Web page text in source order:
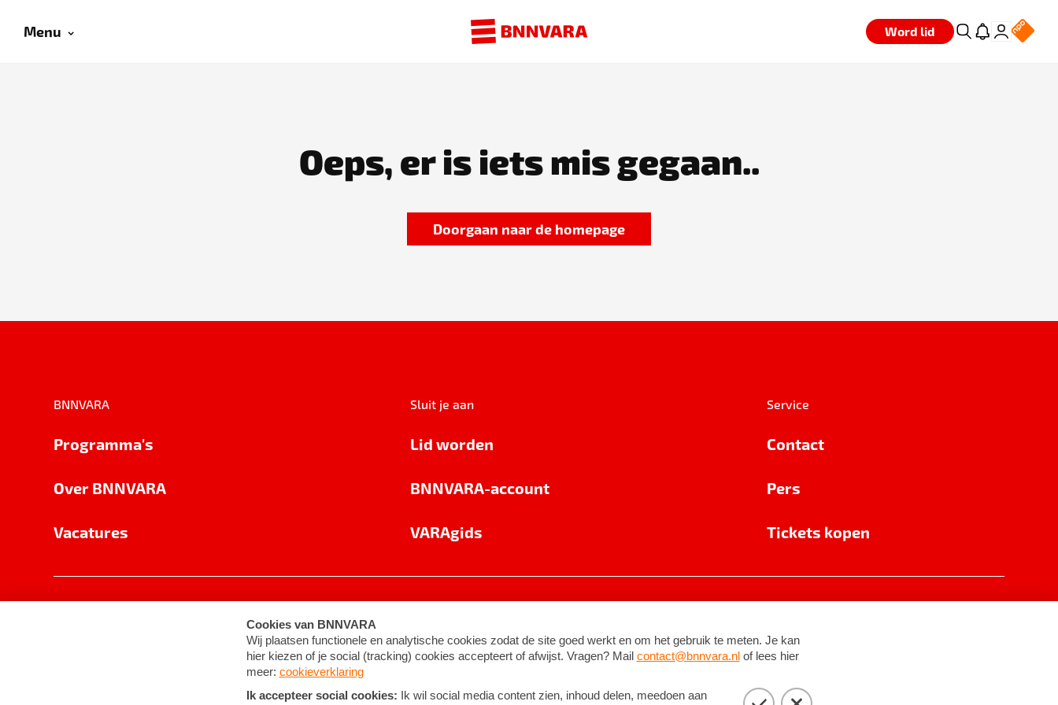
Menu Word lid
Oeps, er is iets mis gegaan..
Doorgaan naar de homepage
BNNVARA
Programma's
Over BNNVARA
Vacatures
Sluit je aan
Lid worden
BNNVARA-account
VARAgids
Service
Contact
Pers
Tickets kopen
Cookie-instellingen Algemene voorwaarden ©2026BNNVARA